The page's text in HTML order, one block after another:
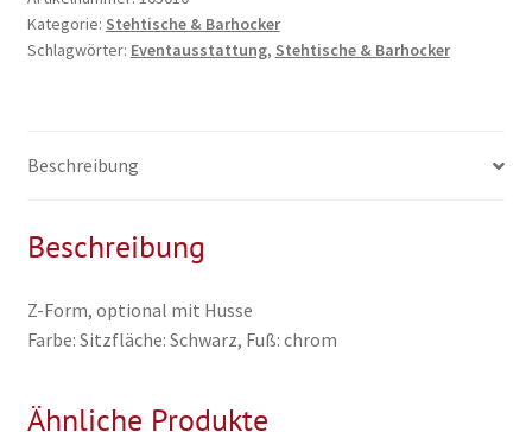
Kategorie: Stehtische & Barhocker
Schlagwörter: Eventausstattung, Stehtische & Barhocker
Beschreibung
Beschreibung
Z-Form, optional mit Husse
Farbe: Sitzfläche: Schwarz, Fuß: chrom
Ähnliche Produkte